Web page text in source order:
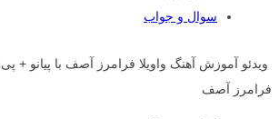
سوال و جواب
ویدئو آموزش آهنگ واویلا فرامرز آصف با پیانو +
فرامرز آصف